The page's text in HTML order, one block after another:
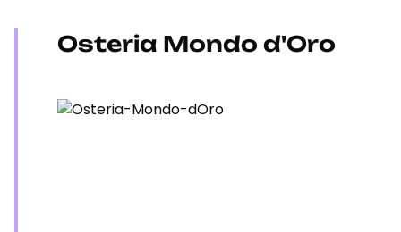
Osteria Mondo d'Oro